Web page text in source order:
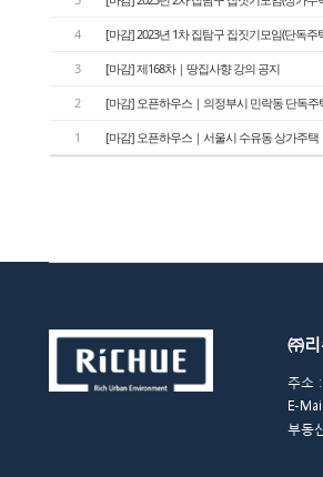
4 [마감] 2023년 1차 집탐구 집짓기모임(단독
3 [ 마감] 제168차｜땅집사향 강의 공지
2 [마감] 오픈하우스｜의정부시 민락동 단독주
1 [마감] 오픈하우스｜서울시 수유동 상가주택
㈜
주소
E-
부동